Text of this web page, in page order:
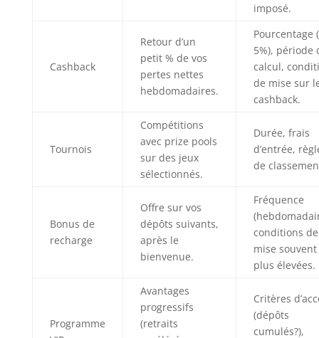
imposé.
Cashback
Retour d’un
petit % de vos
pertes nettes
hebdomadaires.
Pourcentage
5%), période
calcul,
de mise sur
cashback.
Tournois
Compétitions
avec prize pools
sur des jeux
sélectionnés.
Durée, frais
d’entrée,
de
Bonus de
recharge
Offre sur vos
dépôts suivants,
après le
bienvenue.
Fréquence
conditions de
mise souvent
plus élevées.
Programme
Avantages
progressifs
(retraits
Critères
(dépôts
cumulés?),